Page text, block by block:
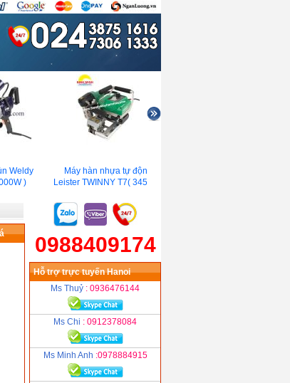
)
Máy hàn nhựa tự động
Leister TWINNY T7( 3450W)
0988409174
Hỗ trợ trực tuyến Hanoi
Ms Thuỷ : 0936476144
Ms Chi : 0912378084
Ms Minh Anh :0978884915